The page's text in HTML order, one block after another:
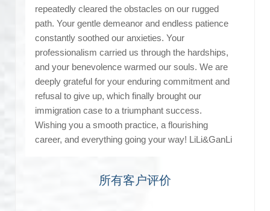
repeatedly cleared the obstacles on our rugged
path. Your gentle demeanor and endless patience
constantly soothed our anxieties. Your
professionalism carried us through the hardships,
and your benevolence warmed our souls. We are
deeply grateful for your enduring commitment and
refusal to give up, which finally brought our
immigration case to a triumphant success.
Wishing you a smooth practice, a flourishing
career, and everything going your way! LiLi&GanLi
所有客户评价